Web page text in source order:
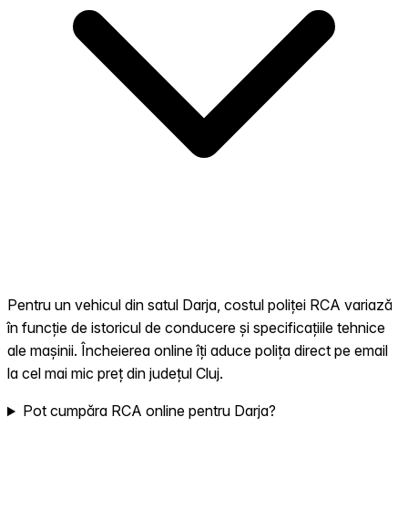
Pentru un vehicul din satul Darja, costul poliței RCA variază
în funcție de istoricul de conducere și specificațiile tehnice
ale mașinii. Încheierea online îți aduce polița direct pe email
la cel mai mic preț din județul Cluj.
Pot cumpăra RCA online pentru Darja?